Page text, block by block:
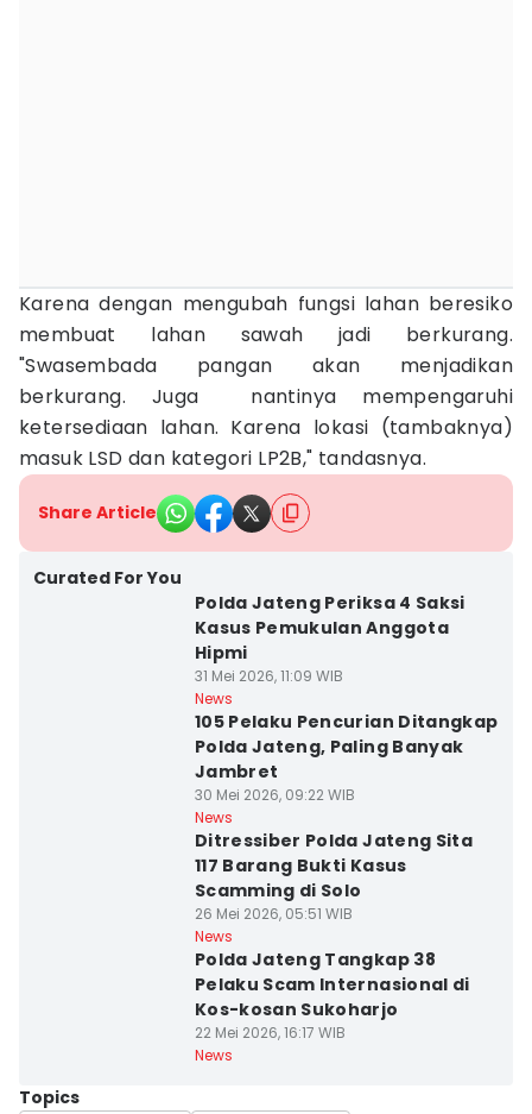
Karena dengan mengubah fungsi lahan beresiko
membuat lahan sawah jadi berkurang.
"Swasembada pangan akan menjadikan
berkurang. Juga nantinya mempengaruhi
ketersediaan lahan. Karena lokasi (tambaknya)
masuk LSD dan kategori LP2B," tandasnya.
Share Article
Curated For You
Polda Jateng Periksa 4 Saksi
Kasus Pemukulan Anggota
Hipmi
31 Mei 2026, 11:09 WIB
News
105 Pelaku Pencurian Ditangkap
Polda Jateng, Paling Banyak
Jambret
30 Mei 2026, 09:22 WIB
News
Ditressiber Polda Jateng Sita
117 Barang Bukti Kasus
Scamming di Solo
26 Mei 2026, 05:51 WIB
News
Polda Jateng Tangkap 38
Pelaku Scam Internasional di
Kos-kosan Sukoharjo
22 Mei 2026, 16:17 WIB
News
Topics